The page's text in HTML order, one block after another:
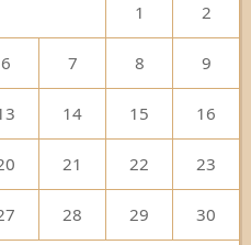
1 2
6 7 8 9
14 15 16
21 22 23
28 29 30